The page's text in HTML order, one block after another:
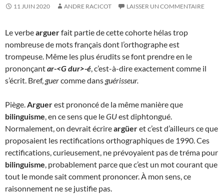
11 JUIN 2020 ANDRE RACICOT LAISSER UN COMMENTAIRE
Le verbearguerfait partie de cette cohorte hélas trop
nombreuse de mots français dont l’orthographe est
trompeuse. Même les plus érudits se font prendre en le
prononçantar-<G dur>-é, c’est-à-dire exactement comme il
s’écrit. Bref, guercomme dans guérisseur.
Piège.Arguerest prononcé de la même manière que
bilinguisme, en ce sens que leGUest diphtongué.
Normalement, on devrait écrireargüeret c’est d’ailleurs ce que
proposaient les rectifications orthographiques de 1990. Ces
rectifications, curieusement, ne prévoyaient pas de tréma pour
bilinguisme, probablement parce que c’est un mot courant que
tout le monde sait comment prononcer. À mon sens, ce
raisonnement ne se justifie pas.